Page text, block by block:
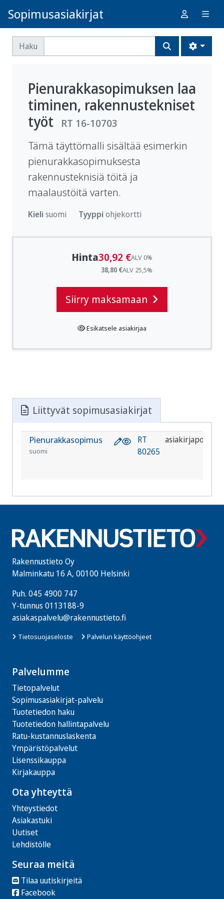
Sopimusasiakirjat
Haku
Pienurakkasopimuksen laa
timinen, rakennustekniset
työt
RT 16-10703
Tämä täyttömalli sisältää esimerkin
pienurakkasopimuksesta
rakennusteknisiä töitä ja
maalaustöitä varten.
Kieli suomi Tyyppi ohje­kortti
Hinta30,92 €ALV 0%
38,80 €ALV 25,5%
Siirry maksamaan
Esikatsele asiakirjaa
Liittyvät sopimusasiakirjat
Pienurakkasopimus
suomi
RT
80265
asiakirjapohja
Rakennustieto Oy
Malminkatu 16 A, 00100 Helsinki
Puh. 045 4900 747
Y-tunnus 0113188-9
asiakaspalvelu@rakennustieto.fi
Tietosuojaseloste Palvelun käyttöohjeet
Palvelumme
Tietopalvelut
Sopimusasiakirjat-palvelu
Tuotetiedon haku
Tuotetiedon hallintapalvelu
Ratu-kustannuslaskenta
Ympäristöpalvelut
Lisenssikauppa
Kirjakauppa
Ota yhteyttä
Yhteystiedot
Asiakastuki
Uutiset
Lehdistölle
Seuraa meitä
Tilaa uutiskirjeitä
Facebook